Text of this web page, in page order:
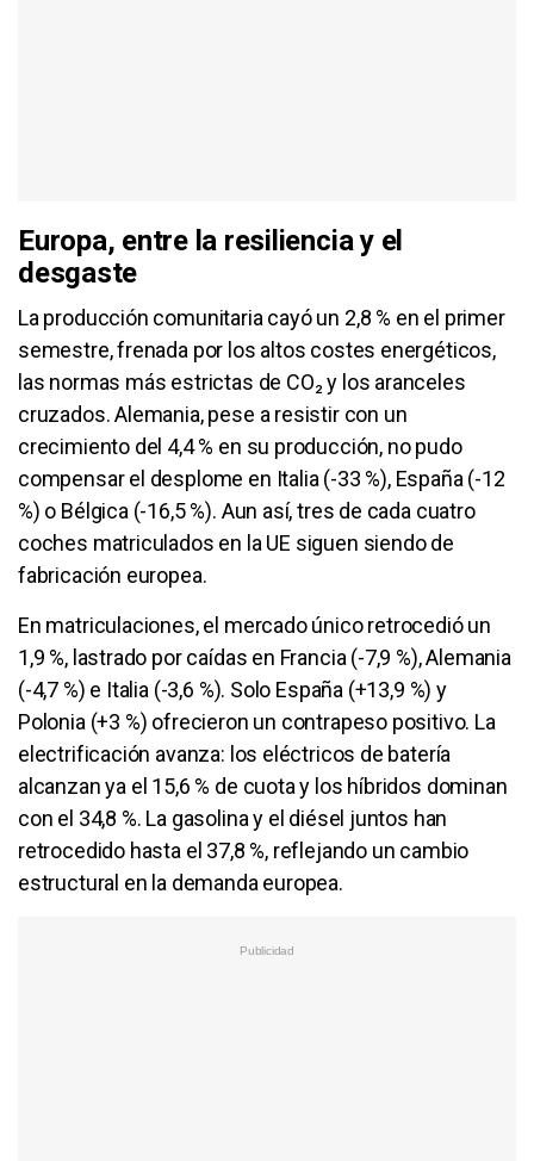
Europa, entre la resiliencia y el
desgaste
La producción comunitaria cayó un 2,8 % en el primer
semestre, frenada por los altos costes energéticos,
las normas más estrictas de CO₂ y los aranceles
cruzados. Alemania, pese a resistir con un
crecimiento del 4,4 % en su producción, no pudo
compensar el desplome en Italia (-33 %), España (-12
%) o Bélgica (-16,5 %). Aun así, tres de cada cuatro
coches matriculados en la UE siguen siendo de
fabricación europea.
En matriculaciones, el mercado único retrocedió un
1,9 %, lastrado por caídas en Francia (-7,9 %), Alemania
(-4,7 %) e Italia (-3,6 %). Solo España (+13,9 %) y
Polonia (+3 %) ofrecieron un contrapeso positivo. La
electrificación avanza: los eléctricos de batería
alcanzan ya el 15,6 % de cuota y los híbridos dominan
con el 34,8 %. La gasolina y el diésel juntos han
retrocedido hasta el 37,8 %, reflejando un cambio
estructural en la demanda europea.